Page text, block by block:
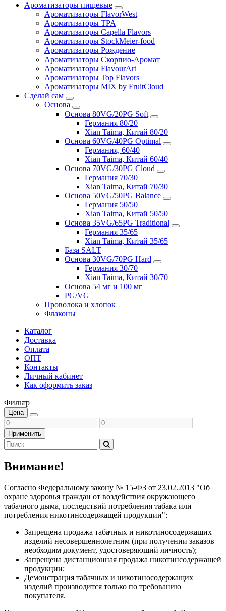
Ароматизаторы пищевые
Ароматизаторы FlavorWest
Ароматизаторы TPA
Ароматизаторы Capella Flavors
Ароматизаторы StockMeier-food
Ароматизаторы Рождение
Ароматизаторы Скорпио-Аромат
Ароматизаторы FlavourArt
Ароматизаторы Top Flavors
Ароматизаторы MIX by FruitCloud
Сделай сам
Основа
Основа 80VG/20PG Soft
Германия 80/20
Xian Taima, Китай 80/20
Основа 60VG/40PG Optimal
Германия, 60/40
Xian Taima, Китай 60/40
Основа 70VG/30PG Cloud
Германия 70/30
Xian Taima, Китай 70/30
Основа 50VG/50PG Balance
Германия 50/50
Xian Taima, Китай 50/50
Основа 35VG/65PG Traditional
Германия 35/65
Xian Taima, Китай 35/65
База SALT
Основа 30VG/70PG Hard
Германия 30/70
Xian Taima, Китай 30/70
Основа 54 мг и 100 мг
PG/VG
Проволока и хлопок
Флаконы
Каталог
Доставка
Оплата
ОПТ
Контакты
Личный кабинет
Как оформить заказ
Фильтр
Цена
Применить
Внимание!
Согласно Федеральному закону № 15-ФЗ от 23.02.2013 "Об
охране здоровья граждан от воздействия окружающего
табачного дыма, последствий потребления табака или
потребления никотинсодержащей продукции":
Запрещена продажа табачных и никотиносодержащих
изделий несовершеннолетним (при получении заказов
необходим документ, удостоверяющий личность);
Запрещена дистанционная продажа никотинсодержащей
продукции;
Демонстрация табачных и никотиносодержащих
изделий производится только по требованию
покупателя.